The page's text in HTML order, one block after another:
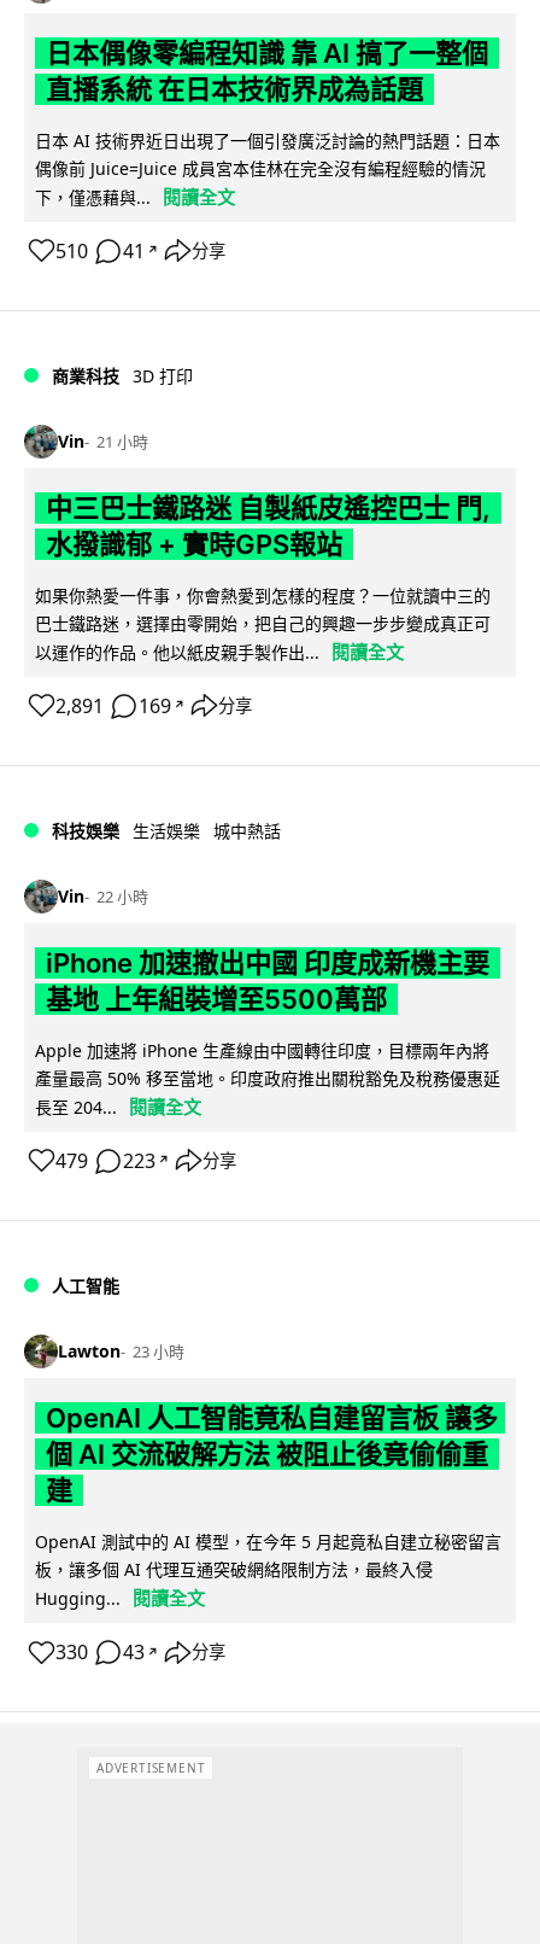
日本偶像零編程知識 靠 AI 搞了一整個
直播系統 在日本技術界成為話題
日本 AI 技術界近日出現了一個引發廣泛討論的熱門話題：日本
偶像前 Juice=Juice 成員宮本佳林在完全沒有編程經驗的情況
下，僅憑藉與...
閱讀全文
510 41 ↗ 分享
商業科技 3D 打印
Vin 21 小時
中三巴士鐵路迷 自製紙皮遙控巴士 門,
水撥識郁 + 實時GPS報站
如果你熱愛一件事，你會熱愛到怎樣的程度？一位就讀中三的
巴士鐵路迷，選擇由零開始，把自己的興趣一步步變成真正可
以運作的作品。他以紙皮親手製作出...
閱讀全文
2,891 169 ↗ 分享
科技娛樂 生活娛樂 城中熱話
Vin 22 小時
iPhone 加速撤出中國 印度成新機主要
基地 上年組裝增至5500萬部
Apple 加速將 iPhone 生產線由中國轉往印度，目標兩年內將
產量最高 50% 移至當地。印度政府推出關稅豁免及稅務優惠延
長至 204...
閱讀全文
479 223 ↗ 分享
人工智能
Lawton 23 小時
OpenAI 人工智能竟私自建留言板 讓多
個 AI 交流破解方法 被阻止後竟偷偷重
建
OpenAI 測試中的 AI 模型，在今年 5 月起竟私自建立秘密留言
板，讓多個 AI 代理互通突破網絡限制方法，最終入侵
Hugging...
閱讀全文
330 43 ↗ 分享
ADVERTISEMENT